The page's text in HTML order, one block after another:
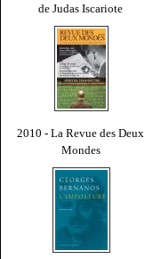
de Judas Iscariote
2010 - La Revue des Deux
Mondes